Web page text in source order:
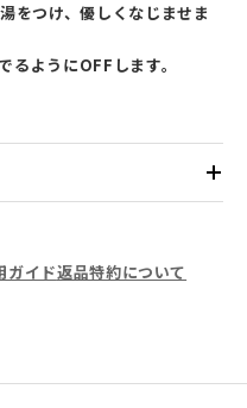
をつけ、優しくなじませま
るようにOFFします。
ガイド返品特約について